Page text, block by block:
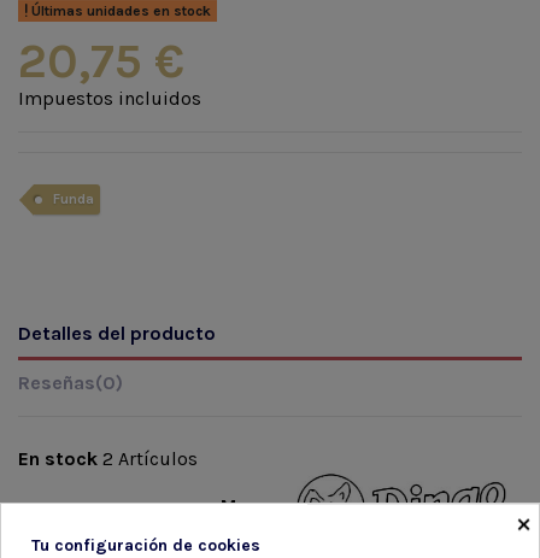
Últimas unidades en stock
20,75 €
Impuestos incluidos
Funda
Detalles del producto
Reseñas(0)
Marca
En stock 2 Artículos
×
Tu configuración de cookies